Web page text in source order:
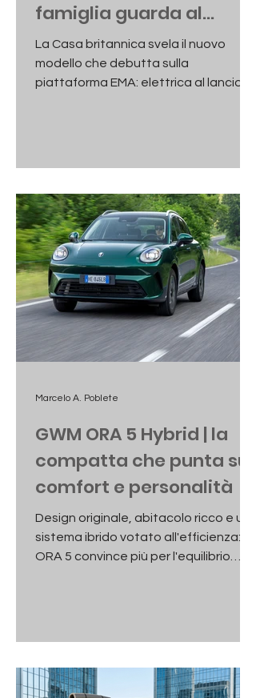
famiglia guarda al
futuro del gran turismo
La Casa britannica svela il nuovo
modello che debutta sulla
piattaforma EMA: elettrica al lancio,
GWM ORA 5 Hybrid | la
compatta che punta su
comfort e personalità
Design originale, abitacolo ricco e un
sistema ibrido votato all'efficienza: la
ORA 5 convince più per l'equilibrio
Marcelo A. Poblete